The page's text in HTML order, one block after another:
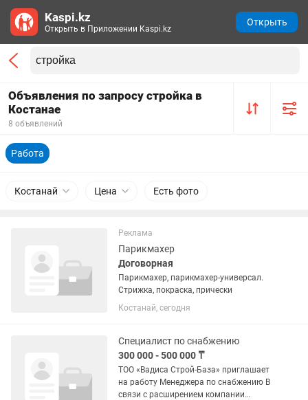
Объявления по запросу стройка в
Костанае
8 объявлений
Работа
Костанай Цена Есть фото
Реклама
Парикмахер
Договорная
Парикмахер, парикмахер-универсал.
Стрижка, покраска, прически
Костанай, сегодня
Специалист по снабжению
300 000 - 500 000 ₸
ТОО «Вадиса Строй-База» приглашает
на работу Менеджера по снабжению В
связи с расширением компании
Kaspi.kz
Открыть в Приложении Kaspi.kz
Открыть